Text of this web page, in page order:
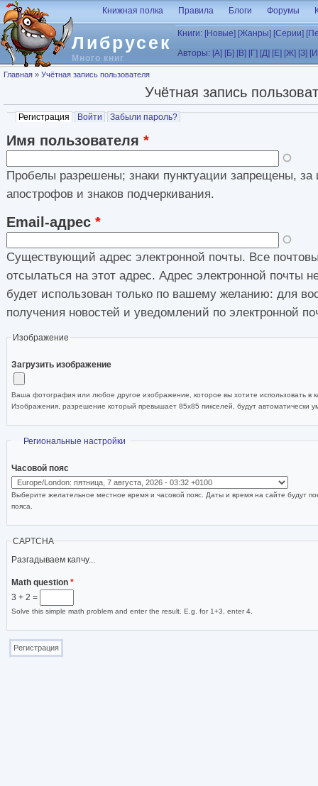
Перейти к основному содержанию
Либрусек
Много книг
Книжная полка Правила Блоги Форумы
Книги: [Новые] [Жанры] [Серии]
Авторы: [А] [Б] [В] [Г] [Д] [Е] [Ж] [З]
Вы здесь
Главная » Учётная запись пользователя
Учётная запись
Главные вкладки
Регистрация (активная вкладка)
Войти Забыли пароль?
Имя пользователя *
Пробелы разрешены; знаки пунктуации запрещены, за
апострофов и знаков подчеркивания.
Email-адрес *
Существующий адрес электронной почты. Все
отсылаться на этот адрес. Адрес электронной почты
будет использован только по вашему желанию: для
получения новостей и уведомлений по электронной
Изображение
Загрузить изображение
Ваша фотография или любое другое изображение, которое вы хотите использовать в
Изображения, разрешение который превышает 85x85 пикселей, будут автоматически
Скрыть
Региональные настройки
Часовой пояс
Выберите желательное местное время и часовой пояс. Даты и время на сайте будут
пояса.
CAPTCHA
Разгадываем капчу...
Math question *
3 + 2 =
Solve this simple math problem and enter the result. E.g. for 1+3, enter 4.